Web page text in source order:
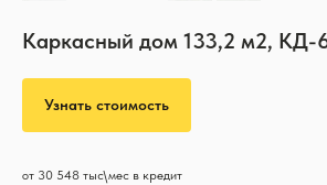
Каркасный дом 133,2 м2, КД-
Узнать стоимость
от 30 548 тыс\мес в кредит